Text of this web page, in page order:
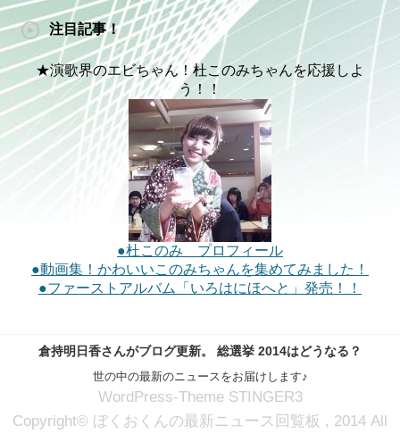
注目記事！
★演歌界のエビちゃん！杜このみちゃんを応援しよ
う！！
●杜このみ プロフィール
●動画集！かわいいこのみちゃんを集めてみました！
●ファーストアルバム「いろはにほへと」発売！！
倉持明日香さんがブログ更新。 総選挙 2014はどうなる？
世の中の最新のニュースをお届けします♪
WordPress-Theme STINGER3
Copyright© ぼくおくんの最新ニュース回覧板 , 2014 All